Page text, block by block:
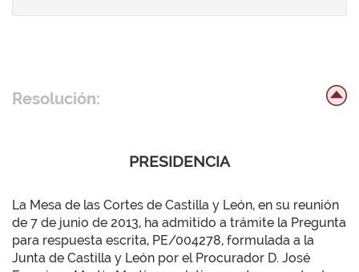
Resolución:
PRESIDENCIA
La Mesa de las Cortes de Castilla y León, en su reunión
de 7 de junio de 2013, ha admitido a trámite la Pregunta
para respuesta escrita, PE/004278, formulada a la
Junta de Castilla y León por el Procurador D. José